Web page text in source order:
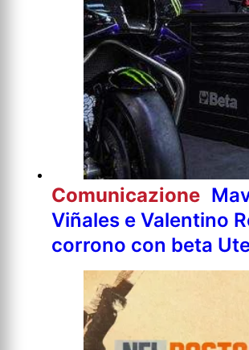
Comunicazione
Viñales e Valentino
corrono con beta